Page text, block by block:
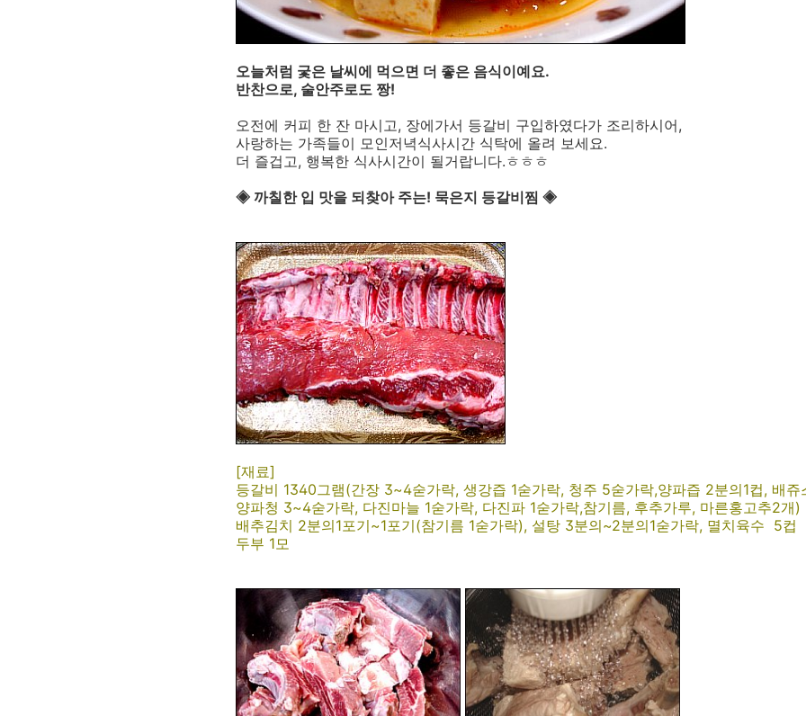
오늘처럼 궃은 날씨에 먹으면 더 좋은 음식이예요.
반찬으로, 술안주로도 짱!
오전에 커피 한 잔 마시고, 장에가서 등갈비 구입하였다가 조리하시어,
사랑하는 가족들이 모인저녁식사시간 식탁에 올려 보세요.
더 즐겁고, 행복한 식사시간이 될거랍니다.ㅎㅎㅎ
◈ 까칠한 입 맛을 되찾아 주는! 묵은지 등갈비찜 ◈
[재료]
등갈비 1340그램(간장 3~4숟가락, 생강즙 1숟가락, 청주 5숟가락,양파즙 2분의1컵, 배쥬
양파청 3~4숟가락, 다진마늘 1숟가락, 다진파 1숟가락,참기름, 후추가루, 마른홍고추2개)
배추김치 2분의1포기~1포기(참기름 1숟가락), 설탕 3분의~2분의1숟가락, 멸치육수 5컵
두부 1모